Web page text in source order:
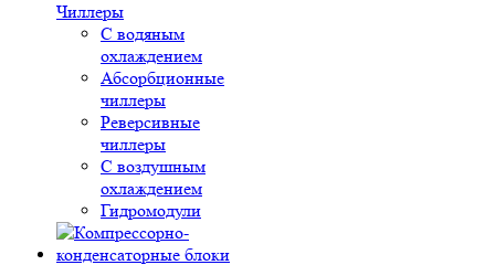
Чиллеры
С водяным
охлаждением
Абсорбционные
чиллеры
Реверсивные
чиллеры
С воздушным
охлаждением
Гидромодули